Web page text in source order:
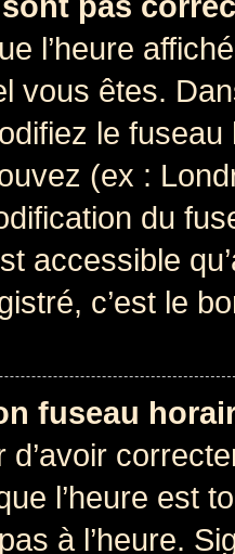
l’heure
vous êtes.
le fuseau
(ex :
du
accessible
c’est le
fuseau
d’avoir
l’heure est
à l’heure.